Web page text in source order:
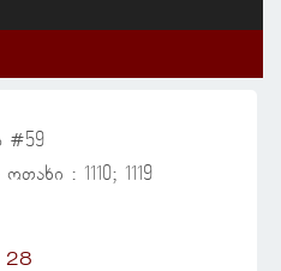
#59
: 1110; 1119
28